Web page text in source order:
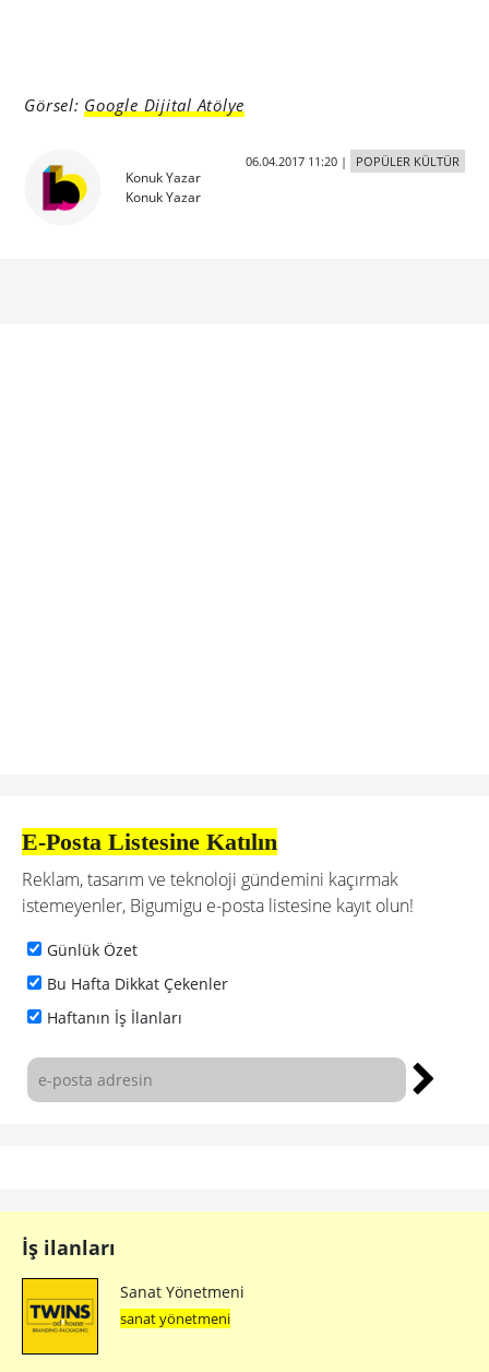
Görsel: Google Dijital Atölye
Konuk Yazar
Konuk Yazar
06.04.2017 11:20| POPÜLER KÜLTÜR
E-Posta Listesine Katılın
Reklam, tasarım ve teknoloji gündemini kaçırmak
istemeyenler, Bigumigu e-posta listesine kayıt olun!
Günlük Özet
Bu Hafta Dikkat Çekenler
Haftanın İş İlanları
İş ilanları
Sanat Yönetmeni
sanat yönetmeni